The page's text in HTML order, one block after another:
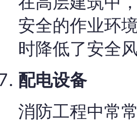
安全的作业环
时降低了安全风
配电设备
消防工程中常